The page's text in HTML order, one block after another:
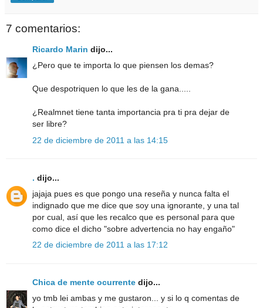
7 comentarios:
Ricardo Marin dijo...
¿Pero que te importa lo que piensen los demas?
Que despotriquen lo que les de la gana.....
¿Realmnet tiene tanta importancia pra ti pra dejar de
ser libre?
22 de diciembre de 2011 a las 14:15
. dijo...
jajaja pues es que pongo una reseña y nunca falta el
indignado que me dice que soy una ignorante, y una tal
por cual, así que les recalco que es personal para que
como dice el dicho "sobre advertencia no hay engaño"
22 de diciembre de 2011 a las 17:12
Chica de mente ocurrente dijo...
yo tmb lei ambas y me gustaron... y si lo q comentas de